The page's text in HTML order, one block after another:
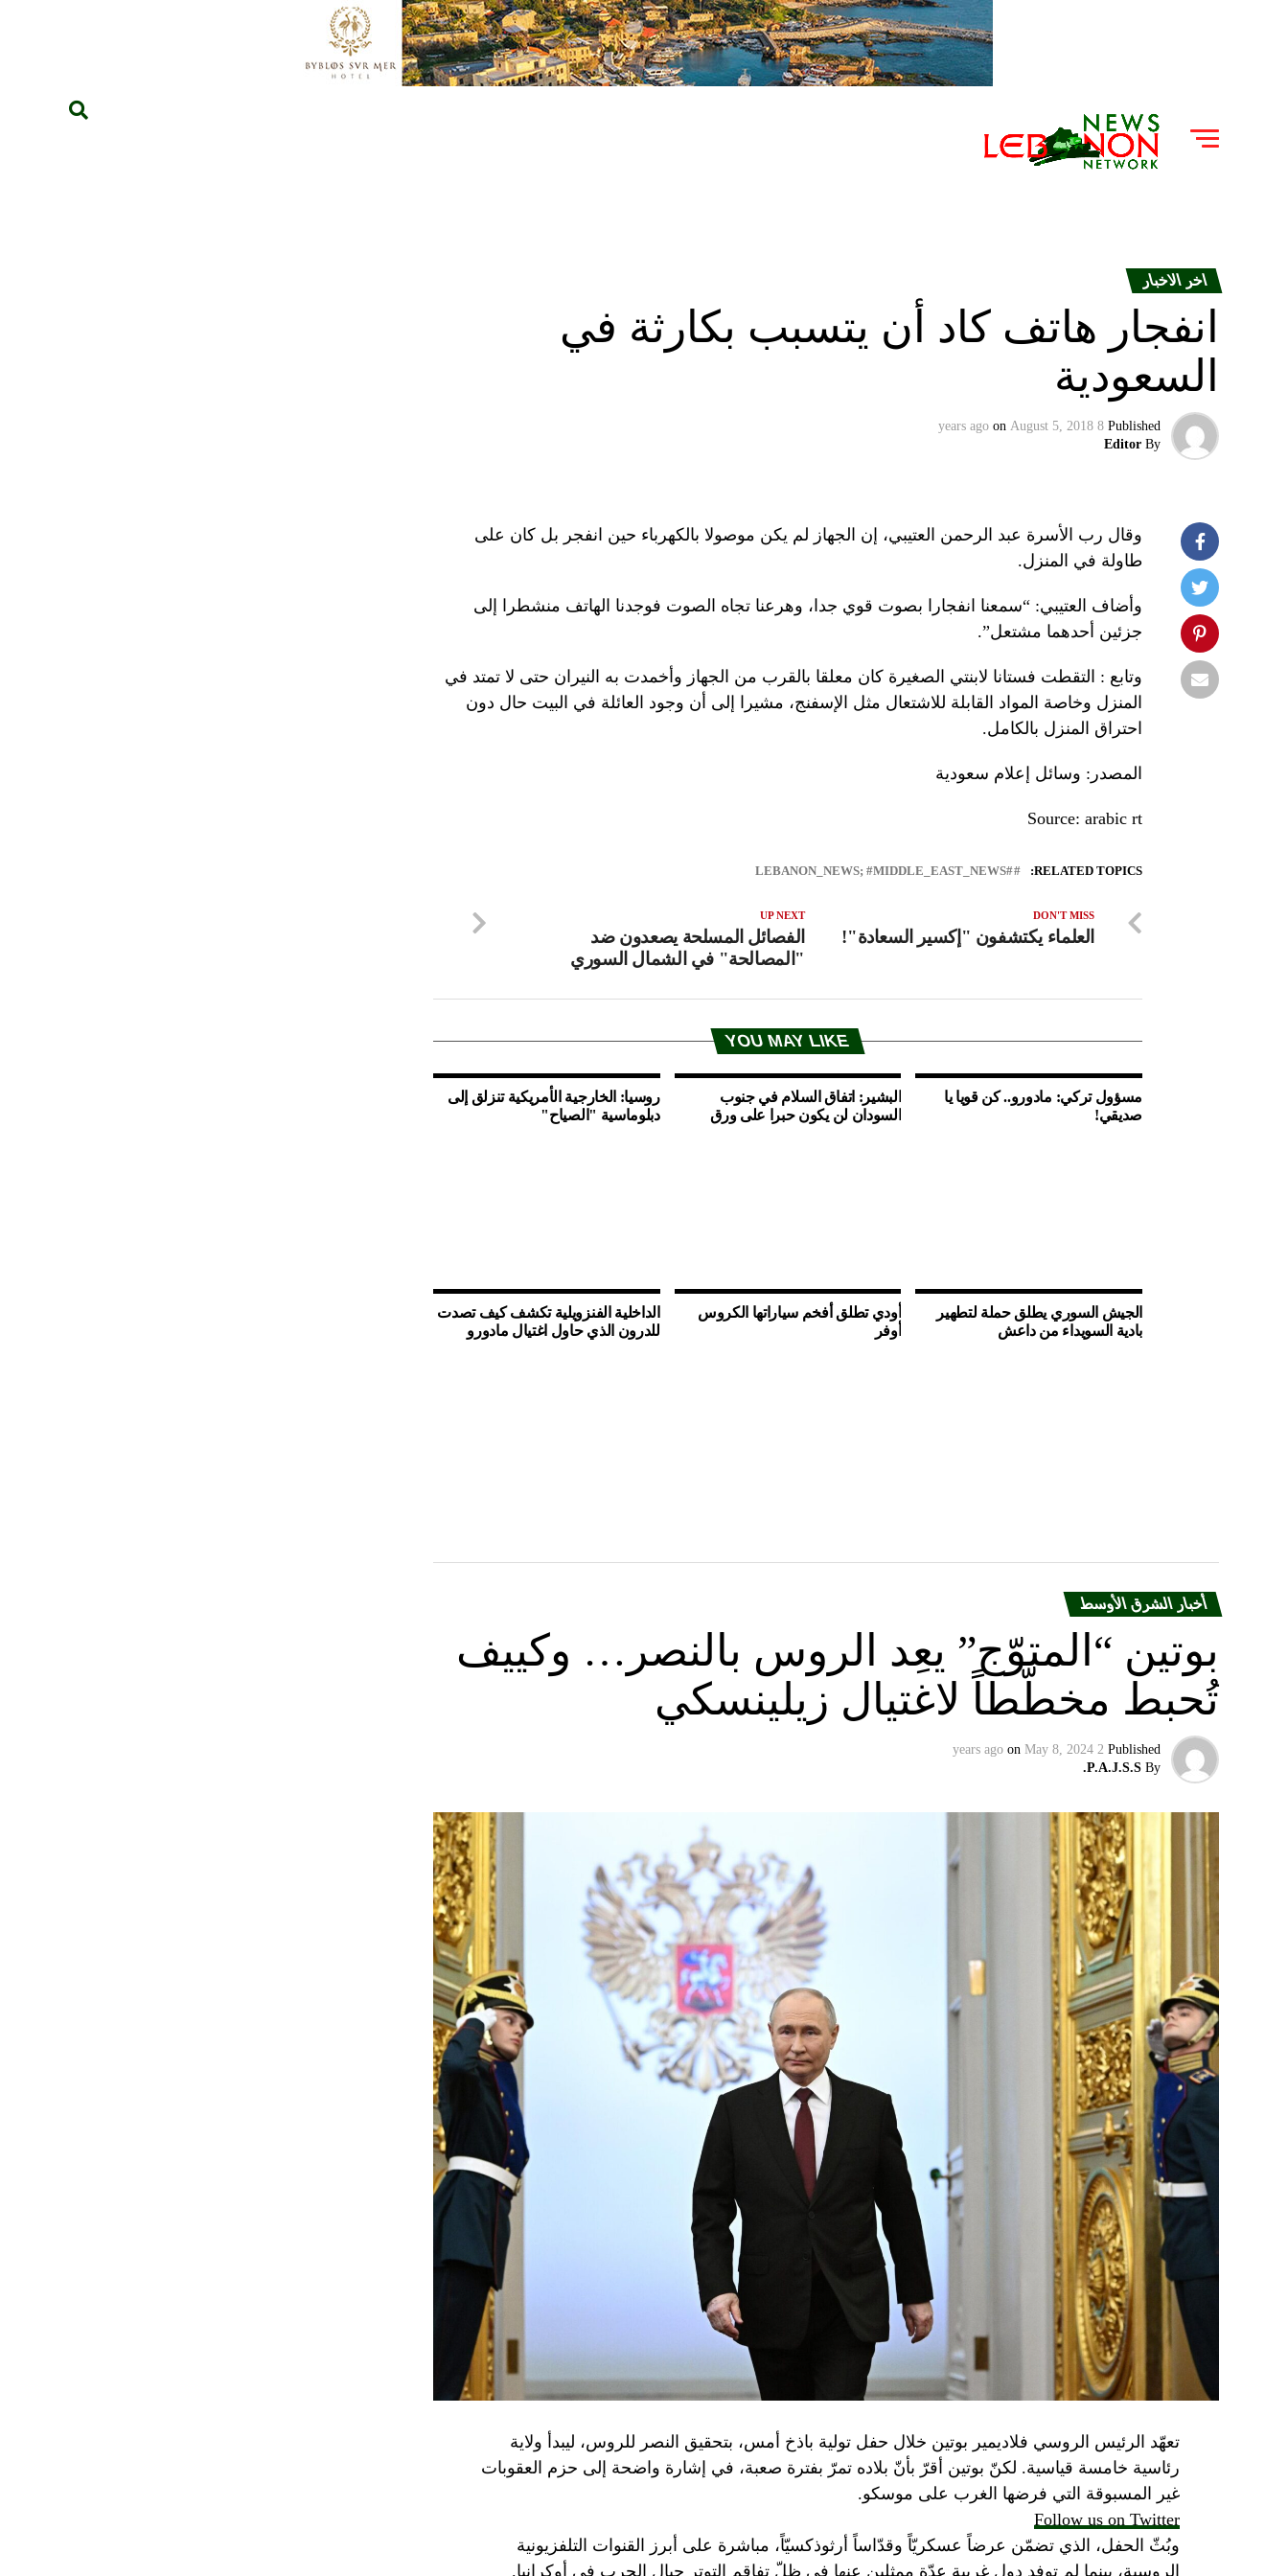
اخر الاخبار
انفجار هاتف كاد أن يتسبب بكارثة في
السعودية
Published
8 years ago
on August 5, 2018
By
Editor
وقال رب الأسرة عبد الرحمن العتيبي، إن الجهاز لم يكن موصولا بالكهرباء حين انفجر بل كان على
طاولة في المنزل.
وأضاف العتيبي: “سمعنا انفجارا بصوت قوي جدا، وهرعنا تجاه الصوت فوجدنا الهاتف منشطرا إلى
جزئين أحدهما مشتعل”.
وتابع : التقطت فستانا لابنتي الصغيرة كان معلقا بالقرب من الجهاز وأخمدت به النيران حتى لا تمتد في
المنزل وخاصة المواد القابلة للاشتعال مثل الإسفنج، مشيرا إلى أن وجود العائلة في البيت حال دون
احتراق المنزل بالكامل.
المصدر: وسائل إعلام سعودية
Source: arabic rt
RELATED TOPICS:
#LEBANON_NEWS; #MIDDLE_EAST_NEWS
UP NEXT
الفصائل المسلحة يصعدون ضد
"المصالحة" في الشمال السوري
DON'T MISS
العلماء يكتشفون "إكسير السعادة"!
YOU MAY LIKE
مسؤول تركي: مادورو.. كن قويا يا
صديقي!
البشير: اتفاق السلام في جنوب
السودان لن يكون حبرا على ورق
روسيا: الخارجية الأمريكية تنزلق إلى
دبلوماسية "الصياح"
الجيش السوري يطلق حملة لتطهير
بادية السويداء من داعش
أودي تطلق أفخم سياراتها الكروس
أوفر
الداخلية الفنزويلية تكشف كيف تصدت
للدرون الذي حاول اغتيال مادورو
أخبار الشرق الأوسط
بوتين “المتوّج” يعِد الروس بالنصر… وكييف
تُحبط مخطّطاً لاغتيال زيلينسكي
Published
2 years ago
on May 8, 2024
By
P.A.J.S.S.
تعهّد الرئيس الروسي فلاديمير بوتين خلال حفل تولية باذخ أمس، بتحقيق النصر للروس، ليبدأ ولاية
رئاسية خامسة قياسية. لكنّ بوتين أقرّ بأنّ بلاده تمرّ بفترة صعبة، في إشارة واضحة إلى حزم العقوبات
غير المسبوقة التي فرضها الغرب على موسكو.
Follow us on Twitter
وبُثّ الحفل، الذي تضمّن عرضاً عسكريّاً وقدّاساً أرثوذكسيّاً، مباشرة على أبرز القنوات التلفزيونية
الروسية، بينما لم توفد دول غربية عدّة ممثلين عنها في ظلّ تفاقم التوتر حيال الحرب في أوكرانيا.